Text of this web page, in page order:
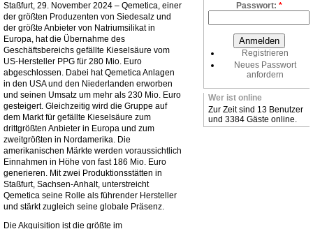
Staßfurt, 29. November 2024 – Qemetica, einer
der größten Produzenten von Siedesalz und
der größte Anbieter von Natriumsilikat in
Europa, hat die Übernahme des
Geschäftsbereichs gefällte Kieselsäure vom
US-Hersteller PPG für 280 Mio. Euro
abgeschlossen. Dabei hat Qemetica Anlagen
in den USA und den Niederlanden erworben
und seinen Umsatz um mehr als 230 Mio. Euro
gesteigert. Gleichzeitig wird die Gruppe auf
dem Markt für gefällte Kieselsäure zum
drittgrößten Anbieter in Europa und zum
zweitgrößten in Nordamerika. Die
amerikanischen Märkte werden voraussichtlich
Einnahmen in Höhe von fast 186 Mio. Euro
generieren. Mit zwei Produktionsstätten in
Staßfurt, Sachsen-Anhalt, unterstreicht
Qemetica seine Rolle als führender Hersteller
und stärkt zugleich seine globale Präsenz.
Die Akquisition ist die größte im
Passwort: *
Registrieren
Neues Passwort
anfordern
Wer ist online
Zur Zeit sind 13 Benutzer
und 3384 Gäste online.